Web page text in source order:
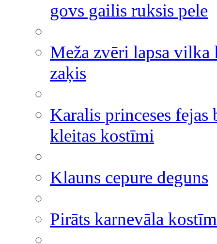
govs gailis ruksis pele
Meža zvēri lapsa vilka
zaķis
Karalis princeses fejas
kleitas kostīmi
Klauns cepure deguns
Pirāts karnevāla